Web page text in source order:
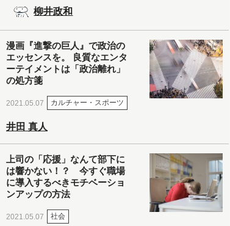
柳井政和
漫画『進撃の巨人』で政治の
エッセンスを。 良質なエンタ
ーテイメントは「政治離れ」
の処方箋
2021.05.07 カルチャー・スポーツ
井田 真人
上司の「応援」なんて部下に
は響かない！？ 今すぐ職場
に導入するべきモチベーショ
ンアップの方法
2021.05.07 社会